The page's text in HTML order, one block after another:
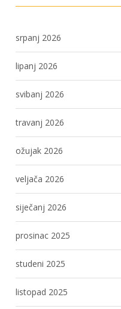
srpanj 2026
lipanj 2026
svibanj 2026
travanj 2026
ožujak 2026
veljača 2026
siječanj 2026
prosinac 2025
studeni 2025
listopad 2025